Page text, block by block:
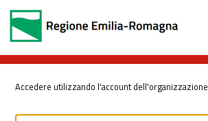
Accedere utilizzando l'account dell'organizzazione